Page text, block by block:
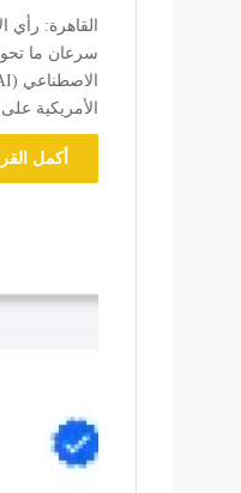
القاهرة:
سرعان ما
الأمريكية
أكمل